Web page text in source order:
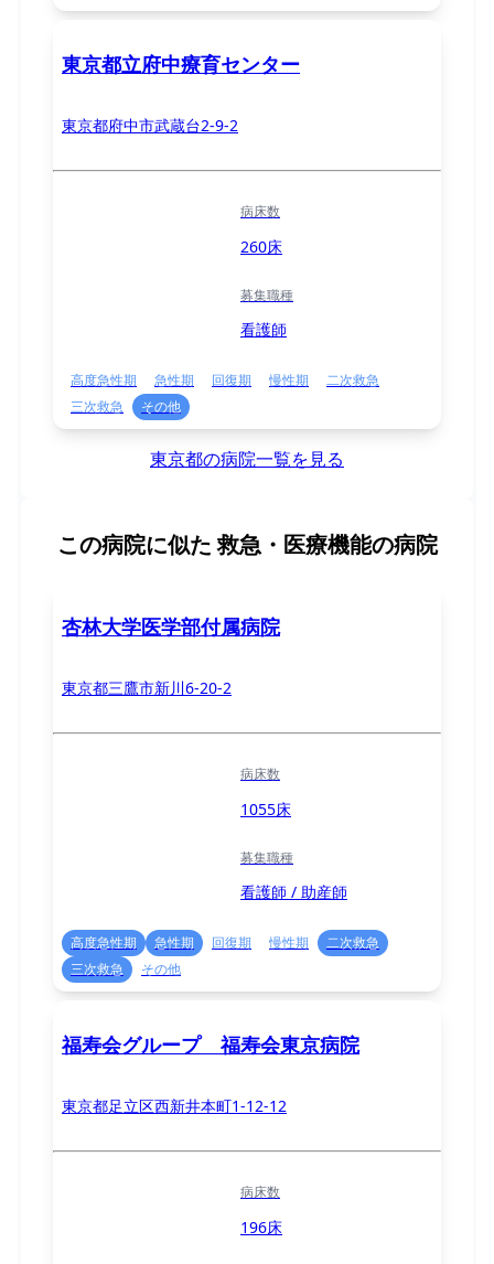
東京都立府中療育センター
東京都府中市武蔵台2-9-2
病床数
260床
募集職種
看護師
高度急性期 急性期 回復期 慢性期
二次救急
三次救急
その他
東京都の病院一覧を見る
この病院に似た 救急・医療機能の病院
杏林大学医学部付属病院
東京都三鷹市新川6-20-2
病床数
1055床
募集職種
看護師 / 助産師
高度急性期 急性期 回復期 慢性期
二次救急
三次救急
その他
福寿会グループ 福寿会東京病院
東京都足立区西新井本町1-12-12
病床数
196床